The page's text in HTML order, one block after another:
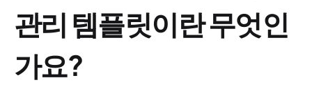
관리 템플릿이란 무엇인
가요?